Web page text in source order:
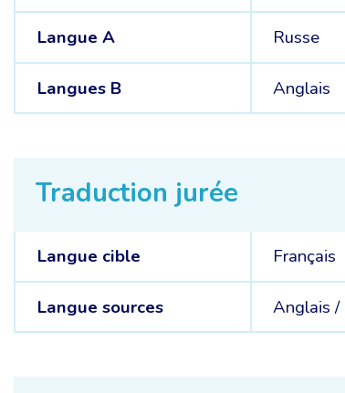
Langue A Russe
Langues B Anglais
Traduction jurée
Langue cible Français
Langue sources Anglais /